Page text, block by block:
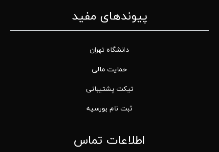
پیوندهای مفید
دانشگاه تهران
حمایت مالی
تیکت پشتیبانی
ثبت نام بورسیه
اطلاعات تماس